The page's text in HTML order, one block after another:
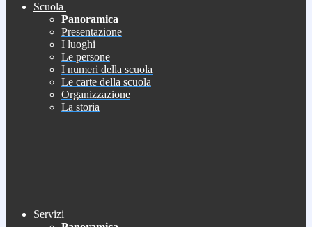
Scuola
Panoramica
Presentazione
I luoghi
Le persone
I numeri della scuola
Le carte della scuola
Organizzazione
La storia
Servizi